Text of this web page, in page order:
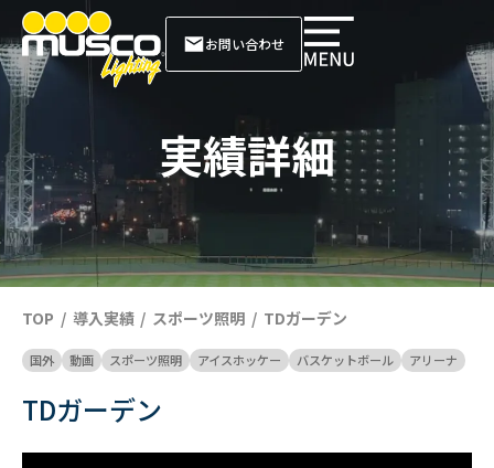
お問い合わせ
実績詳細
TOP 導入実績 スポーツ照明 TDガーデン
国外 動画 スポーツ照明 アイスホッケー バスケットボール アリーナ
TDガーデン